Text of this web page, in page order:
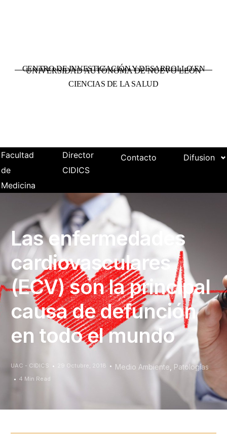
UNIVERSIDAD AUTÓNOMA DE NUEVO LEÓN
CENTRO DE INVESTIGACIÓN Y DESARROLLO EN
CIENCIAS DE LA SALUD
Facultad
de
Medicina
Director
CIDICS
Contacto Difusion
Las enfermedades
cardiovasculares
(ECV) son la principal
causa de defunción
en todo el mundo
UAC - CIDICS 29 Octubre, 2018 Medio Ambiente, Patologías
4 Min Read